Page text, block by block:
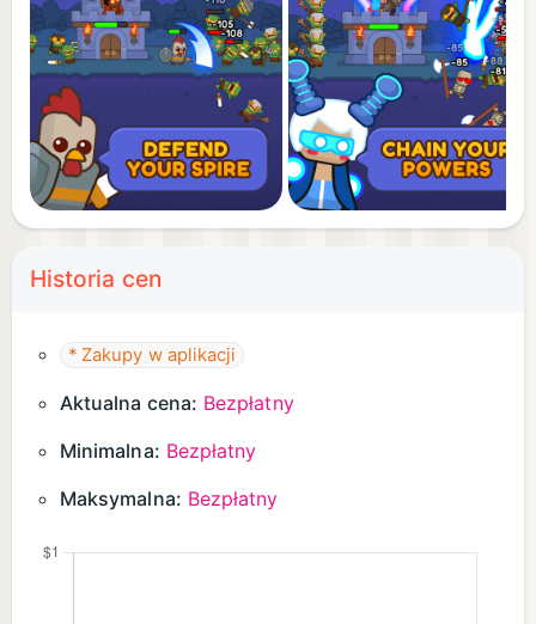
Historia cen
* Zakupy w aplikacji
Aktualna cena: Bezpłatny
Minimalna: Bezpłatny
Maksymalna: Bezpłatny